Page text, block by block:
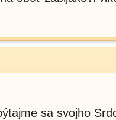
sa svojho